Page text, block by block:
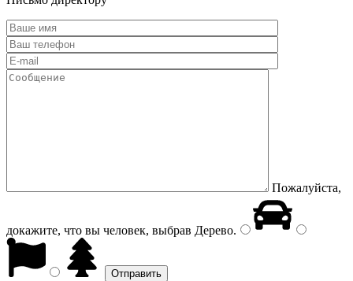
Пожалуйста,
докажите, что вы человек, выбрав Дерево.